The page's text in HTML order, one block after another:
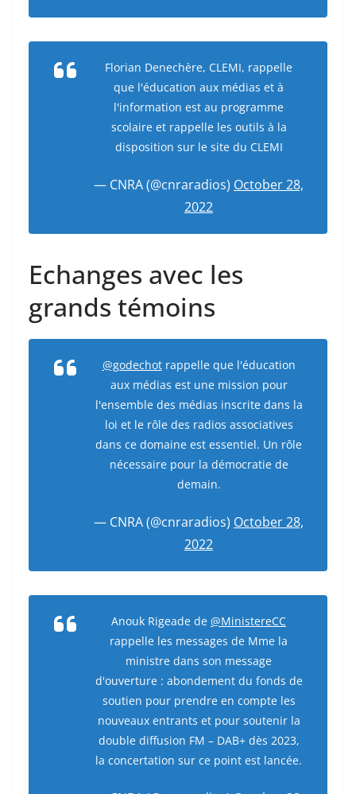
Florian Denechère, CLEMI, rappelle
que l'éducation aux médias et à
l'information est au programme
scolaire et rappelle les outils à la
disposition sur le site du CLEMI
— CNRA (@cnraradios) October 28,
2022
Echanges avec les
grands témoins
@godechotrappelle que l'éducation
aux médias est une mission pour
l'ensemble des médias inscrite dans la
loi et le rôle des radios associatives
dans ce domaine est essentiel. Un rôle
nécessaire pour la démocratie de
demain.
— CNRA (@cnraradios) October 28,
2022
Anouk Rigeade de @MinistereCC
rappelle les messages de Mme la
ministre dans son message
d'ouverture : abondement du fonds de
soutien pour prendre en compte les
nouveaux entrants et pour soutenir la
double diffusion FM – DAB+ dès 2023,
la concertation sur ce point est lancée.